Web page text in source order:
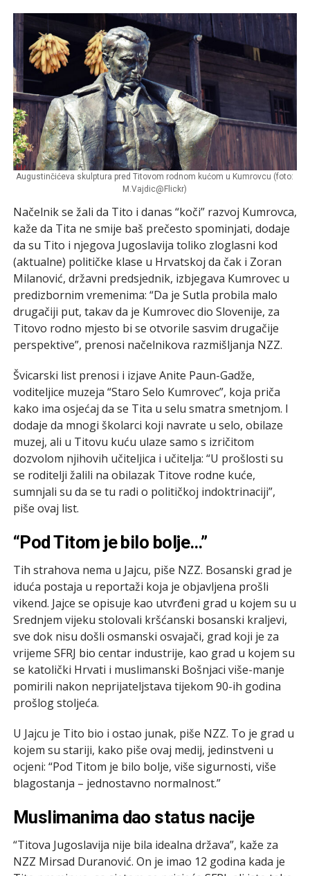
Augustinčićeva skulptura pred Titovom rodnom kućom u Kumrovcu (foto:
M.Vajdic@Flickr)
Načelnik se žali da Tito i danas “koči” razvoj Kumrovca,
kaže da Tita ne smije baš prečesto spominjati, dodaje
da su Tito i njegova Jugoslavija toliko zloglasni kod
(aktualne) političke klase u Hrvatskoj da čak i Zoran
Milanović, državni predsjednik, izbjegava Kumrovec u
predizbornim vremenima: “Da je Sutla probila malo
drugačiji put, takav da je Kumrovec dio Slovenije, za
Titovo rodno mjesto bi se otvorile sasvim drugačije
perspektive”, prenosi načelnikova razmišljanja NZZ.
Švicarski list prenosi i izjave Anite Paun-Gadže,
voditeljice muzeja “Staro Selo Kumrovec”, koja priča
kako ima osjećaj da se Tita u selu smatra smetnjom. I
dodaje da mnogi školarci koji navrate u selo, obilaze
muzej, ali u Titovu kuću ulaze samo s izričitom
dozvolom njihovih učiteljica i učitelja: “U prošlosti su
se roditelji žalili na obilazak Titove rodne kuće,
sumnjali su da se tu radi o političkoj indoktrinaciji”,
piše ovaj list.
“Pod Titom je bilo bolje…”
Tih strahova nema u Jajcu, piše NZZ. Bosanski grad je
iduća postaja u reportaži koja je objavljena prošli
vikend. Jajce se opisuje kao utvrđeni grad u kojem su u
Srednjem vijeku stolovali kršćanski bosanski kraljevi,
sve dok nisu došli osmanski osvajači, grad koji je za
vrijeme SFRJ bio centar industrije, kao grad u kojem su
se katolički Hrvati i muslimanski Bošnjaci više-manje
pomirili nakon neprijateljstava tijekom 90-ih godina
prošlog stoljeća.
U Jajcu je Tito bio i ostao junak, piše NZZ. To je grad u
kojem su stariji, kako piše ovaj medij, jedinstveni u
ocjeni: “Pod Titom je bilo bolje, više sigurnosti, više
blagostanja – jednostavno normalnost.”
Muslimanima dao status nacije
“Titova Jugoslavija nije bila idealna država”, kaže za
NZZ Mirsad Duranović. On je imao 12 godina kada je